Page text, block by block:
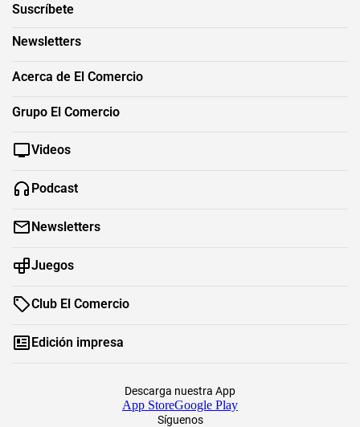
Suscríbete
Newsletters
Acerca de El Comercio
Grupo El Comercio
Videos
Podcast
Newsletters
Juegos
Club El Comercio
Edición impresa
Síguenos
Descarga nuestra App
App StoreGoogle Play